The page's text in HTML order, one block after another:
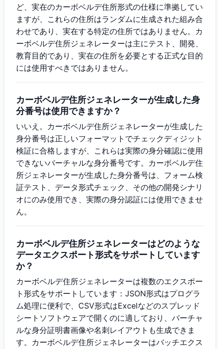
ど、実在のカーボベルデ住所形式の仕様に準拠してい
ますが、これらの住所はランダムに生成された組み合
わせであり、実在する特定の住所ではありません。カ
ーボベルデ住所ジェネレーターは主にテスト、開発、
教育目的であり、実在の住所を必要とする正式な目的
には使用すべきではありません。
カーボベルデ住所ジェネレーターが生成した身
分番号は使用できますか？
いいえ。カーボベルデ住所ジェネレーターが生成した
身分番号は正しいフォーマットでチェックディジット
検証に合格しますが、これらは実際の身分確認に使用
できないバーチャルな身分番号です。カーボベルデ住
所ジェネレーターが生成した身分番号は、フォーム検
証テスト、データ形式チェック、その他の開発シナリ
オにのみ使用でき、実際の身分認証には使用できませ
ん。
カーボベルデ住所ジェネレーターはどのような
データエクスポート形式をサポートしています
か？
カーボベルデ住所ジェネレーターは複数のエクスポー
ト形式をサポートしています：JSON形式はプログラ
ム処理に便利で、CSV形式はExcelなどのスプレッド
シートソフトウェアで開くのに適しており、バーチャ
ルな身分証明書画像や名刺レイアウトも生成できま
す。カーボベルデ住所ジェネレーターはバッチエクス